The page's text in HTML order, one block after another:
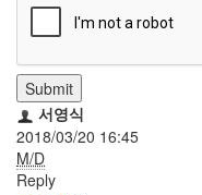
Submit
서영식
2018/03/20 16:45
M/D
Reply
표
준
L10N
iPutty
AnNyung